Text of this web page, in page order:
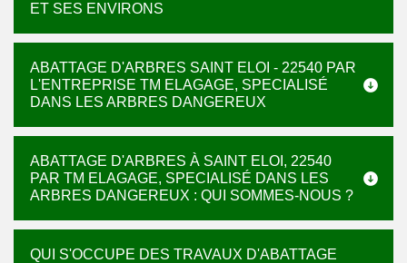
ET SES ENVIRONS
ABATTAGE D'ARBRES SAINT ELOI - 22540 PAR
L'ENTREPRISE TM ELAGAGE, SPECIALISÉ
DANS LES ARBRES DANGEREUX
ABATTAGE D'ARBRES À SAINT ELOI, 22540
PAR TM ELAGAGE, SPECIALISÉ DANS LES
ARBRES DANGEREUX : QUI SOMMES-NOUS ?
QUI S'OCCUPE DES TRAVAUX D'ABATTAGE